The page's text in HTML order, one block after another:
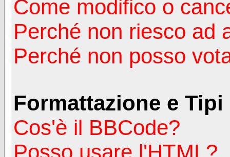
Come modifico o
Perché non riesco ad
Perché non posso
Formattazione e
Cos'è il BBCode?
Posso usare l'HTML?